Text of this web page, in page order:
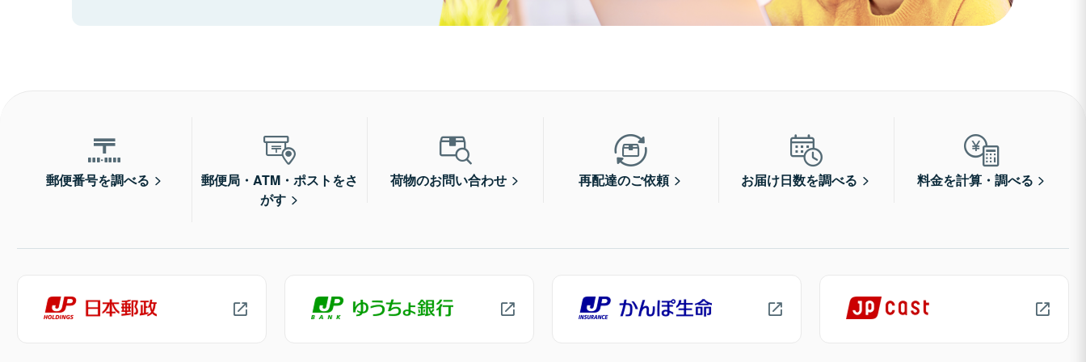
郵便番号を調べる
郵便局・ATM・ポストをさ
がす
荷物のお問い合わせ 再配達のご依頼 お届け日数を調べる 料金を計算・調べる